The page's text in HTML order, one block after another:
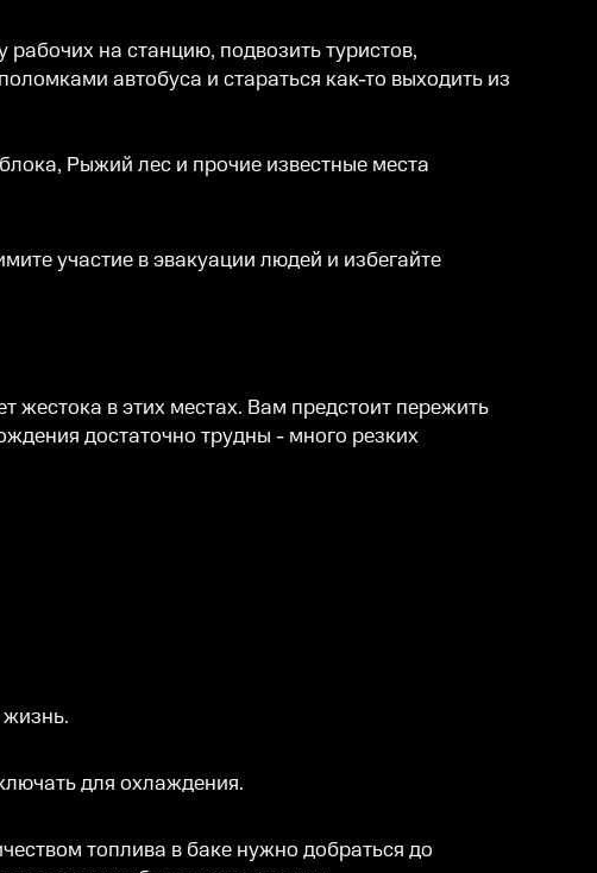
на станцию, подвозить туристов,
автобуса и стараться как-то выходить из
Рыжий лес и прочие известные места
участие в эвакуации людей и избегайте
в этих местах. Вам предстоит пережить
достаточно трудны - много резких
для охлаждения.
топлива в баке нужно добраться до